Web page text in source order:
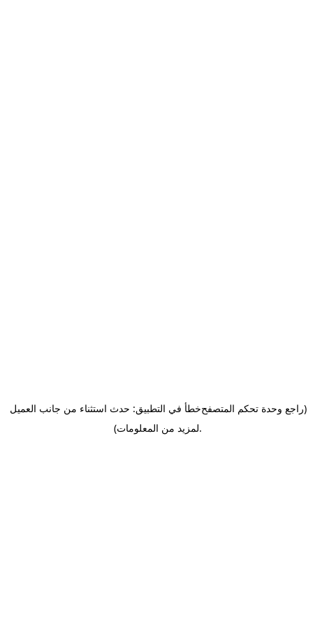
خطأ في التطبيق: حدث استثناء من جانب العميل(راجع وحدة تحكم المتصفح
لمزيد من المعلومات).